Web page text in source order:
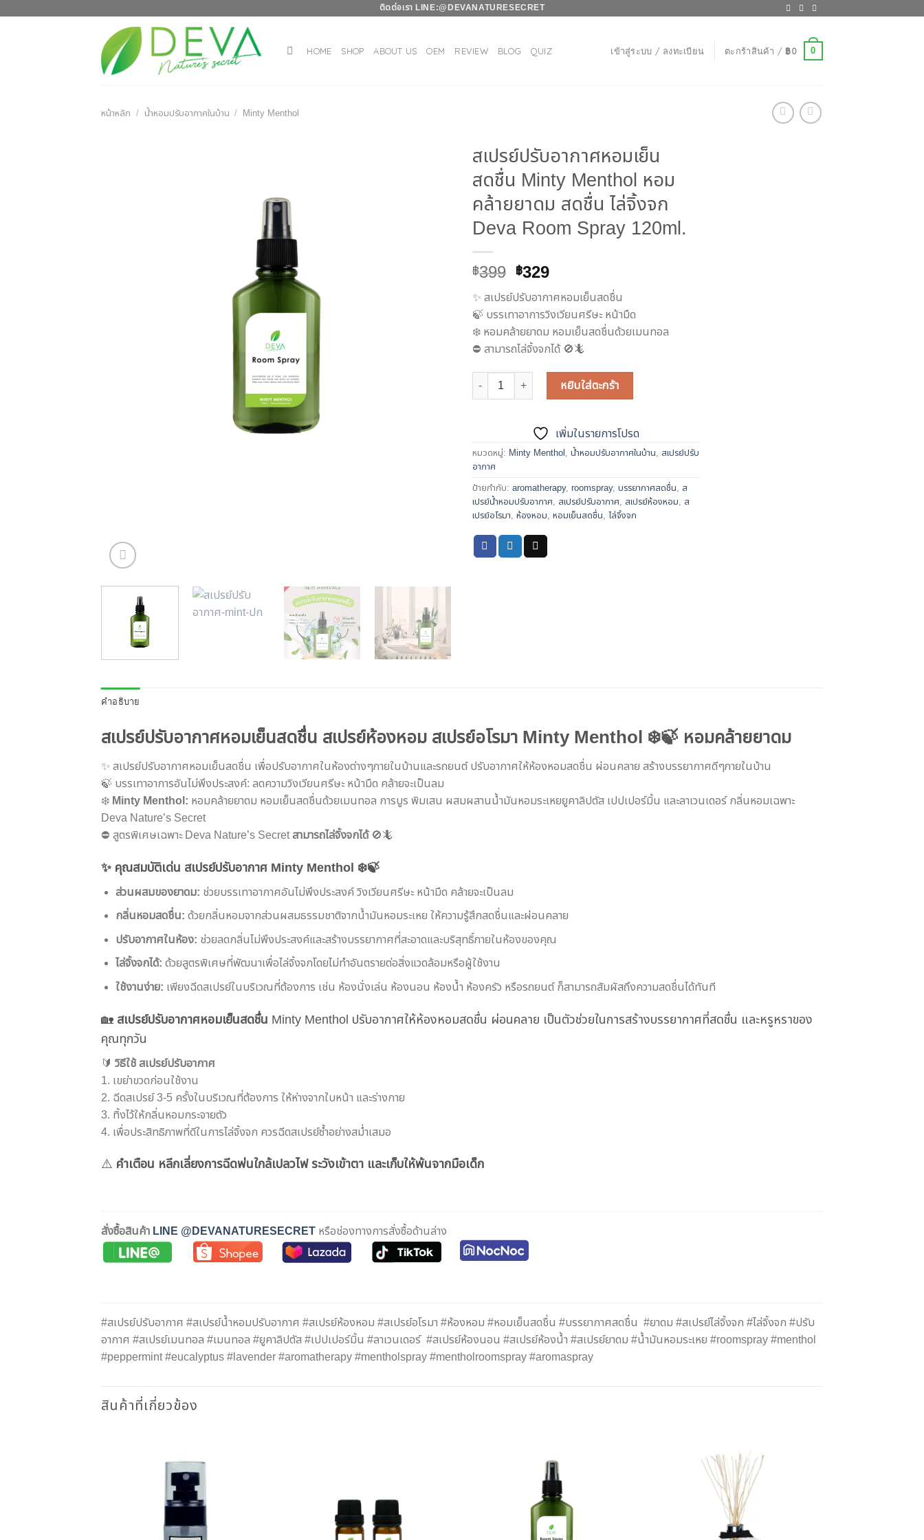
ติดต่อเรา LINE:@DEVANATURESECRET
HOME SHOP ABOUT US OEM REVIEW BLOG QUIZ เข้าสู่ระบบ / ลงทะเบียน ตะกร้าสินค้า / ฿0 0
หน้าหลัก / น้ำหอมปรับอากาศในบ้าน / Minty Menthol
สเปรย์ปรับอากาศหอมเย็น
สดชื่น Minty Menthol หอม
คล้ายยาดม สดชื่น ไล่จิ้งจก
Deva Room Spray 120ml.
฿399 Original
was:
฿399.
฿329Current
price
is:
฿329.
✨ สเปรย์ปรับอากาศหอมเย็นสดชื่น
🍃 บรรเทาอาการวิงเวียนศรีษะ หน้ามืด
❄️ หอมคล้ายยาดม​ หอมเย็นสดชื่นด้วยเมนทอล
⛔️ สามารถไล่จิ้งจกได้ 🚫🦎
จำนวน สเปรย์ปรับอากาศหอมเย็นสดชื่น Minty Menthol หอมคล้ายยาดม สดชื่น ไล่จิ้งจก Deva Room Spray
หยิบใส่ตะกร้า
เพิ่มในรายการโปรด
หมวดหมู่: Minty Menthol น้ำหอมปรับอากาศในบ้าน
สเปรย์ปรับ
อากาศ
ป้ายกำกับ: aromatherapy, roomspray, บรรยากาศสดชื่น
ส
เปรย์น้ำหอมปรับอากาศ สเปรย์ปรับอากาศ สเปรย์ห้องหอม
ส
เปรย์อโรมา ห้องหอม หอมเย็นสดชื่น ไล่จิ้งจก
คำอธิบาย
สเปรย์ปรับอากาศหอมเย็นสดชื่น สเปรย์ห้องหอม สเปรย์อโรมา Minty Menthol ❄️🍃 หอมคล้ายยาดม
✨ สเปรย์ปรับอากาศหอมเย็นสดชื่น เพื่อปรับอากาศในห้องต่างๆภายในบ้านและรถยนต์ ปรับอากาศให้ห้องหอมสดชื่น ผ่อนคลาย สร้างบรรยากาศดีๆภายในบ้าน
🍃 บรรเทาอาการอันไม่พึงประสงค์: ลดความวิงเวียนศรีษะ หน้ามืด คล้ายจะเป็นลม
❄️ Minty Menthol: หอมคล้ายยาดม​ หอมเย็นสดชื่นด้วยเมนทอล การบูร พิมเสน ผสมผสานน้ำมันหอมระเหยยูคาลิปตัส เปปเปอร์มิ้น และลาเวนเดอร์ กลิ่นหอมเฉพาะ
Deva Nature’s Secret
⛔️ สูตรพิเศษเฉพาะ Deva Nature’s Secretสามารถไล่จิ้งจกได้🚫🦎
✨ คุณสมบัติเด่น สเปรย์ปรับอากาศ Minty Menthol ❄️🍃
ส่วนผสมของยาดม: ช่วยบรรเทาอากาศอันไม่พึงประสงค์ วิงเวียนศรีษะ หน้ามืด คล้ายจะเป็นลม
กลิ่นหอมสดชื่น: ด้วยกลิ่นหอมจากส่วนผสมธรรมชาติจากน้ำมันหอมระเหย ให้ความรู้สึกสดชื่นและผ่อนคลาย
ปรับอากาศในห้อง: ช่วยลดกลิ่นไม่พึงประสงค์และสร้างบรรยากาศที่สะอาดและบริสุทธิ์ภายในห้องของคุณ
ไล่จิ้งจกได้: ด้วยสูตรพิเศษที่พัฒนาเพื่อไล่จิ้งจกโดยไม่ทำอันตรายต่อสิ่งแวดล้อมหรือผู้ใช้งาน
ใช้งานง่าย: เพียงฉีดสเปรย์ในบริเวณที่ต้องการ เช่น ห้องนั่งเล่น ห้องนอน ห้องน้ำ ห้องครัว หรือรถยนต์ ก็สามารถสัมผัสถึงความสดชื่นได้ทันที
🏡 สเปรย์ปรับอากาศหอมเย็นสดชื่น Minty Menthol ปรับอากาศให้ห้องหอมสดชื่น ผ่อนคลาย เป็นตัวช่วยในการสร้างบรรยากาศที่สดชื่น และหรูหราของ
คุณทุกวัน
🔰 วิธีใช้ สเปรย์ปรับอากาศ
1. เขย่าขวดก่อนใช้งาน
2. ฉีดสเปรย์ 3-5 ครั้งในบริเวณที่ต้องการ ให้ห่างจากใบหน้า และร่างกาย
3. ทิ้งไว้ให้กลิ่นหอมกระจายตัว
4. เพื่อประสิทธิภาพที่ดีในการไล่จิ้งจก ควรฉีดสเปรย์ซ้ำอย่างสม่ำเสมอ
⚠️ คำเตือน หลีกเลี่ยงการฉีดพ่นใกล้เปลวไฟ ระวังเข้าตา และเก็บให้พ้นจากมือเด็ก
สั่งซื้อสินค้า LINE @DEVANATURESECRET หรือช่องทางการสั่งซื้อด้านล่าง
#สเปรย์ปรับอากาศ #สเปรย์น้ำหอมปรับอากาศ #สเปรย์ห้องหอม #สเปรย์อโรมา #ห้องหอม #หอมเย็นสดชื่น #บรรยากาศสดชื่น #ยาดม #สเปรย์ไล่จิ้งจก #ไล่จิ้งจก #ปรับ
อากาศ #สเปรย์เมนทอล #เมนทอล #ยูคาลิปตัส #เปปเปอร์มิ้น #ลาเวนเดอร์ #สเปรย์ห้องนอน #สเปรย์ห้องน้ำ #สเปรย์ยาดม #น้ำมันหอมระเหย #roomspray #menthol
#peppermint #eucalyptus #lavender #aromatherapy #mentholspray #mentholroomspray #aromaspray
สินค้าที่เกี่ยวข้อง